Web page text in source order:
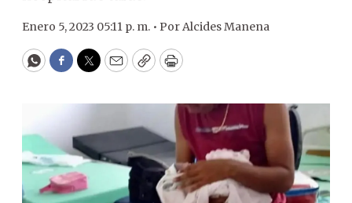
Enero 5, 2023 05:11 p. m. • PorAlcides Manena
WhatsApp
Facebook
Twitter
EmailCopyPrint